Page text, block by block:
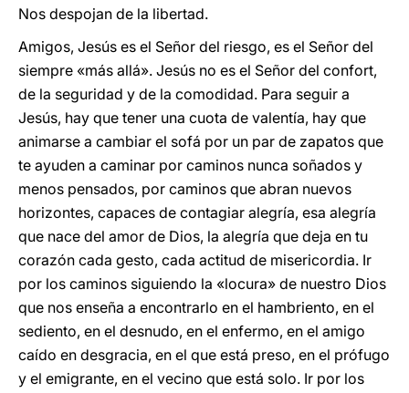
Nos despojan de la libertad.
Amigos, Jesús es el Señor del riesgo, es el Señor del
siempre «más allá». Jesús no es el Señor del confort,
de la seguridad y de la comodidad. Para seguir a
Jesús, hay que tener una cuota de valentía, hay que
animarse a cambiar el sofá por un par de zapatos que
te ayuden a caminar por caminos nunca soñados y
menos pensados, por caminos que abran nuevos
horizontes, capaces de contagiar alegría, esa alegría
que nace del amor de Dios, la alegría que deja en tu
corazón cada gesto, cada actitud de misericordia. Ir
por los caminos siguiendo la «locura» de nuestro Dios
que nos enseña a encontrarlo en el hambriento, en el
sediento, en el desnudo, en el enfermo, en el amigo
caído en desgracia, en el que está preso, en el prófugo
y el emigrante, en el vecino que está solo. Ir por los